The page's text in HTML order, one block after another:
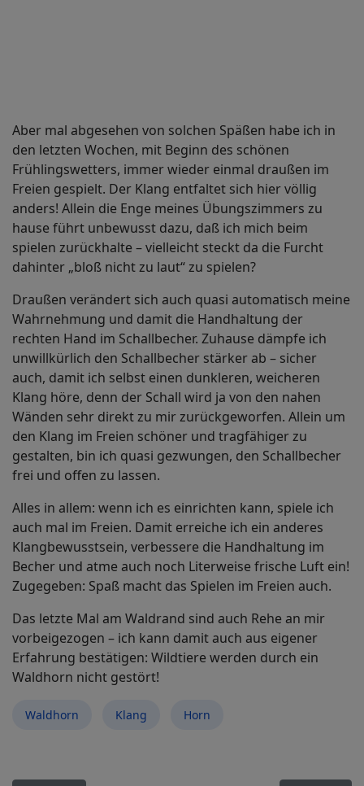
Aber mal abgesehen von solchen Späßen habe ich in
den letzten Wochen, mit Beginn des schönen
Frühlingswetters, immer wieder einmal draußen im
Freien gespielt. Der Klang entfaltet sich hier völlig
anders! Allein die Enge meines Übungszimmers zu
hause führt unbewusst dazu, daß ich mich beim
spielen zurückhalte – vielleicht steckt da die Furcht
dahinter „bloß nicht zu laut“ zu spielen?
Draußen verändert sich auch quasi automatisch meine
Wahrnehmung und damit die Handhaltung der
rechten Hand im Schallbecher. Zuhause dämpfe ich
unwillkürlich den Schallbecher stärker ab – sicher
auch, damit ich selbst einen dunkleren, weicheren
Klang höre, denn der Schall wird ja von den nahen
Wänden sehr direkt zu mir zurückgeworfen. Allein um
den Klang im Freien schöner und tragfähiger zu
gestalten, bin ich quasi gezwungen, den Schallbecher
frei und offen zu lassen.
Alles in allem: wenn ich es einrichten kann, spiele ich
auch mal im Freien. Damit erreiche ich ein anderes
Klangbewusstsein, verbessere die Handhaltung im
Becher und atme auch noch Literweise frische Luft ein!
Zugegeben: Spaß macht das Spielen im Freien auch.
Das letzte Mal am Waldrand sind auch Rehe an mir
vorbeigezogen – ich kann damit auch aus eigener
Erfahrung bestätigen: Wildtiere werden durch ein
Waldhorn nicht gestört!
Waldhorn Klang Horn